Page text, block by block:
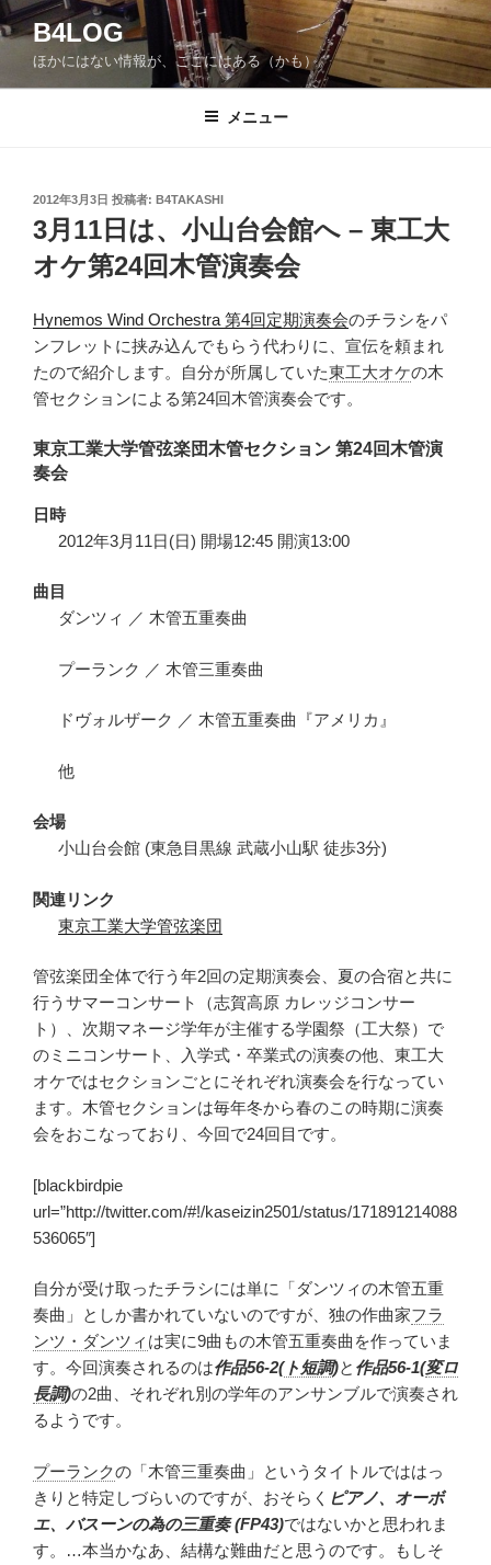
コ
ン
ン
B4LOG
ほかにはない情報が、ここにはある（かも）。
メニュー
投
稿
日:
2012年3月3日 投稿者: B4TAKASHI
3月11日は、小山台会館へ – 東工大
オケ第24回木管演奏会
Hynemos Wind Orchestra 第4回定期演奏会のチラシをパ
ンフレットに挟み込んでもらう代わりに、宣伝を頼まれ
たので紹介します。自分が所属していた東工大オケの木
管セクションによる第24回木管演奏会です。
東京工業大学管弦楽団木管セクション 第24回木管演
奏会
日時
2012年3月11日(日) 開場12:45 開演13:00
曲目
ダンツィ ／ 木管五重奏曲
プーランク ／ 木管三重奏曲
ドヴォルザーク ／ 木管五重奏曲『アメリカ』
他
会場
小山台会館 (東急目黒線 武蔵小山駅 徒歩3分)
関連リンク
東京工業大学管弦楽団
管弦楽団全体で行う年2回の定期演奏会、夏の合宿と共に
行うサマーコンサート（志賀高原 カレッジコンサー
ト）、次期マネージ学年が主催する学園祭（工大祭）で
のミニコンサート、入学式・卒業式の演奏の他、東工大
オケではセクションごとにそれぞれ演奏会を行なってい
ます。木管セクションは毎年冬から春のこの時期に演奏
会をおこなっており、今回で24回目です。
[blackbirdpie
url=”http://twitter.com/#!/kaseizin2501/status/171891214088
536065″]
自分が受け取ったチラシには単に「ダンツィの木管五重
奏曲」としか書かれていないのですが、独の作曲家フラ
ンツ・ダンツィ は実に9曲もの木管五重奏曲を作っていま
す。今回演奏されるのは作品56-2(ト短調)と 作品56-1(変ロ
長調)の2曲、それぞれ別の学年のアンサンブルで演奏され
るようです。
プーランクの「木管三重奏曲」というタイトルでははっ
きりと特定しづらいのですが、おそらく ピアノ、オーボ
エ、バスーンの為の三重奏 (FP43)ではないかと思われま
す。…本当かなあ、結構な難曲だと思うのです。もしそ